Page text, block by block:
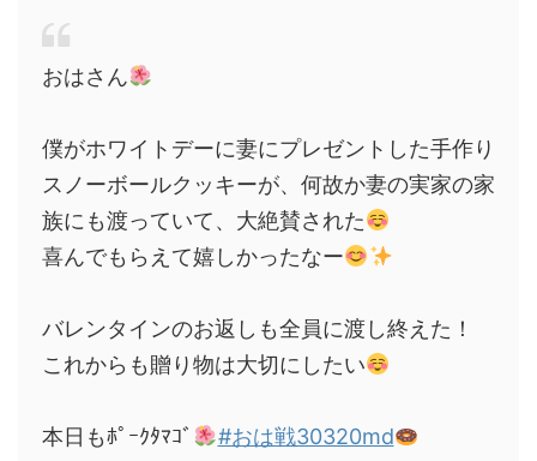
おはさん
僕がホワイトデーに妻にプレゼントした手作り
スノーボールクッキーが、何故か妻の実家の家
族にも渡っていて、大絶賛された
喜んでもらえて嬉しかったなー
バレンタインのお返しも全員に渡し終えた！
これからも贈り物は大切にしたい
本日もﾎﾟｰｸﾀﾏｺﾞ
#おは戦30320md